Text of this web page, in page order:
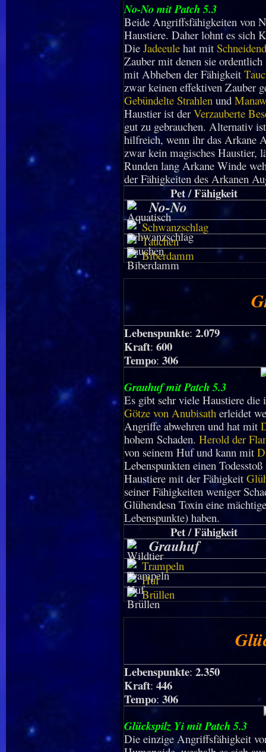
No-No mit Patch 5.3
Beide Angriffsfähigkeiten von
Haustiere. Daher lohnt es sich
Die Jadeeulehat mit
Zauber mit denen sie
mit Abheben der Fähigkeit
zwar keinen effektiven Zauber
Gebündelte Strahlen und
Haustier ist derVerzauberte
gut zu gebrauchen. Alternativ
hilfreich, wenn ihr das Arkane
zwar kein magisches Haustier,
Runden lang Arkane Winde
der Fähigkeiten des Arkanen
Pet / Fähigkeit
No-No
Schwanzschlag
Tauchen
Biberdamm
Lebenspunkte: 2.079
Kraft: 600
Tempo: 306
Grauhuf mit Patch 5.3
Es gibt sehr viele Haustiere die
Götze von Anubisath erleidet
Angriffe abwehren und hat mit
hohem Schaden. Herold der
von seinem Huf und kann mit
Lebenspunkten einen
Haustiere mit der Fähigkeit
seiner Fähigkeiten weniger
Glühendesn Toxin eine
Lebenspunkte) haben.
Pet / Fähigkeit
Grauhuf
Trampeln
Huf
Brüllen
Lebenspunkte: 2.350
Kraft: 446
Tempo: 306
Glückspilz Yi mit Patch 5.3
Die einzige Angriffsfähigkeit